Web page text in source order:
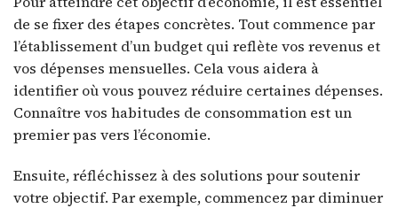
de se fixer des étapes concrètes. Tout commence par
l’établissement d’un budget qui reflète vos revenus et
vos dépenses mensuelles. Cela vous aidera à
identifier où vous pouvez réduire certaines dépenses.
Connaître vos habitudes de consommation est un
premier pas vers l’économie.
Ensuite, réfléchissez à des solutions pour soutenir
votre objectif. Par exemple, commencez par diminuer